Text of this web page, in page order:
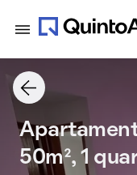
50m², 1